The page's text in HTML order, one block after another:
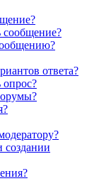
сообщение?
ответа?
опрос?
создании